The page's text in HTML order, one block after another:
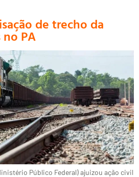
de trecho da
no PA
Público Federal) ajuizou ação civil